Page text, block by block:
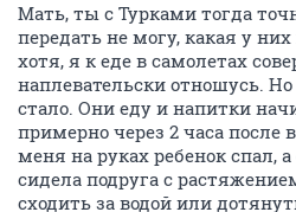
Мать, ты с Турками тогда
передать не могу, какая у
хотя, я к еде в самолетах
наплевательски отношусь.
стало. Они еду и напитки
примерно через 2 часа после
меня на руках ребенок спал,
сидела подруга с
сходить за водой или